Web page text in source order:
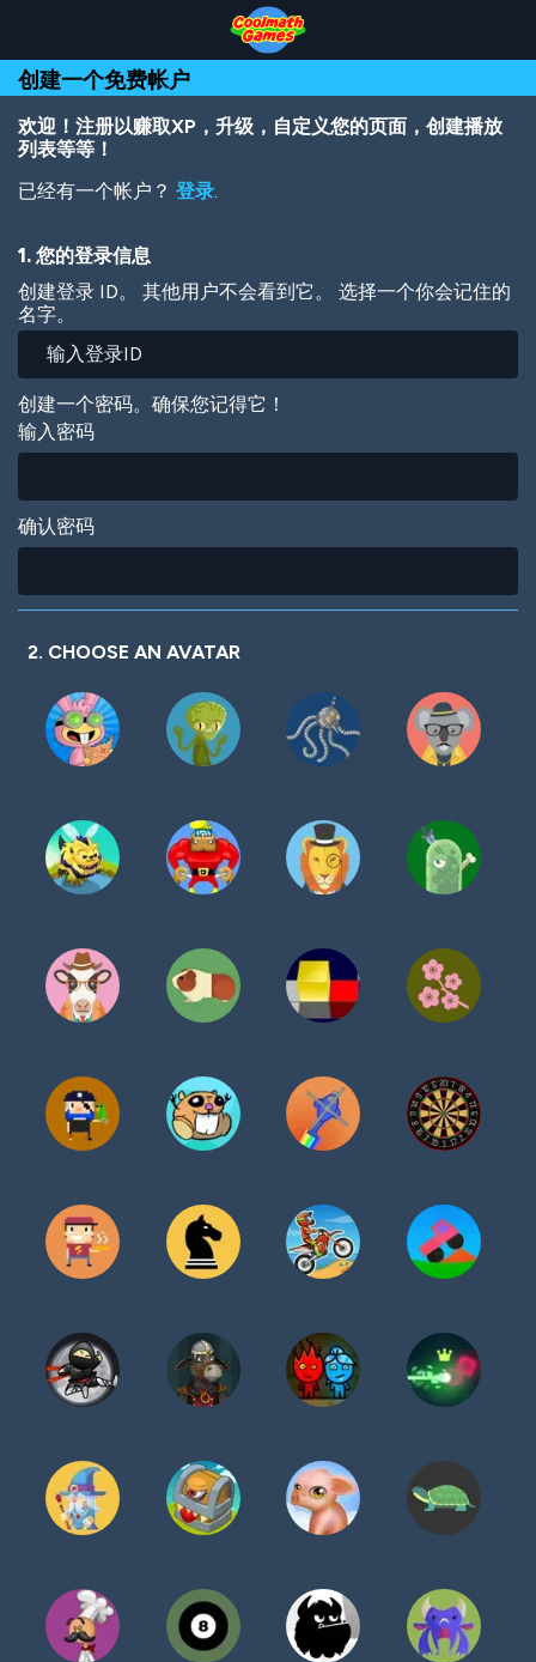
Top
of
Page
Navigation
Main
Content
Footer
到
主
要
内
容
创建一个免费帐户
欢迎！注册以赚取XP，升级，自定义您的页面，创建播放
列表等等！
已经有一个帐户？ 登录.
1. 您的登录信息
创建登录 ID。 其他用户不会看到它。 选择一个你会记住的
名字。
创建一个密码。确保您记得它！
输入密码
确认密码
2. CHOOSE AN AVATAR